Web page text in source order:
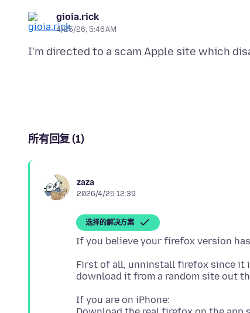
gioia.rick
4/25/26, 5:46 AM
所有回复 (1)
zaza
2026/4/25 12:39
选择的解决方案
First of all, unninstall firefox since it
If you are on iPhone: